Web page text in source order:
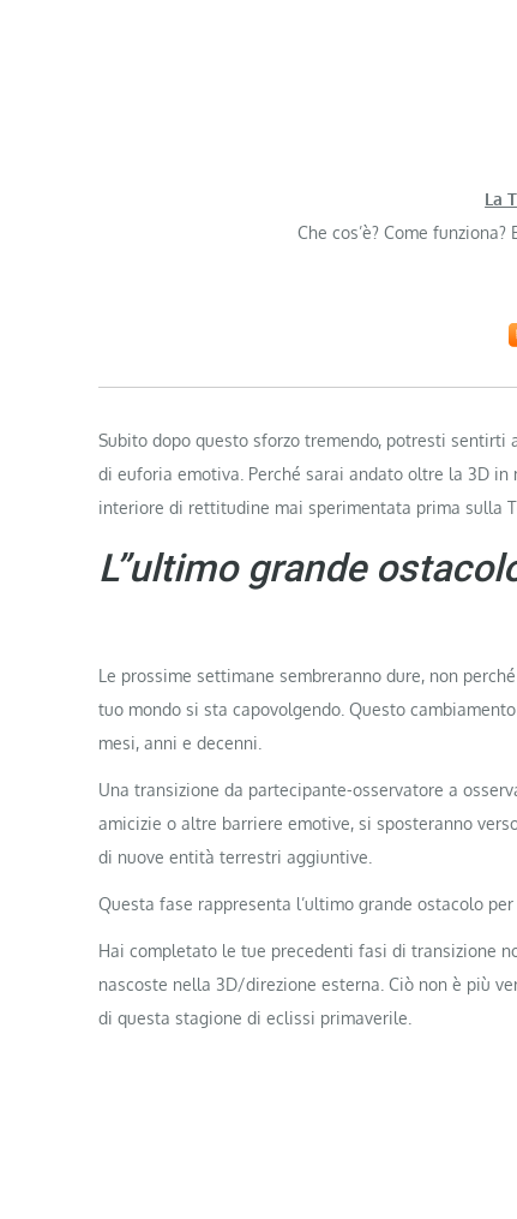
La
Che cos’è? Come
Subito dopo questo sforzo tremendo, potresti sentirti
di euforia emotiva. Perché sarai andato oltre la 3D
interiore di rettitudine mai sperimentata prima sulla
L”ultimo grande
Le prossime settimane sembreranno dure, non
tuo mondo si sta capovolgendo. Questo
mesi, anni e decenni.
Una transizione da partecipante-osservatore a
amicizie o altre barriere emotive, si sposteranno
di nuove entità terrestri aggiuntive.
Questa fase rappresenta l’ultimo grande ostacolo
Hai completato le tue precedenti fasi di transizione
nascoste nella 3D/direzione esterna. Ciò non è più
di questa stagione di eclissi primaverile.